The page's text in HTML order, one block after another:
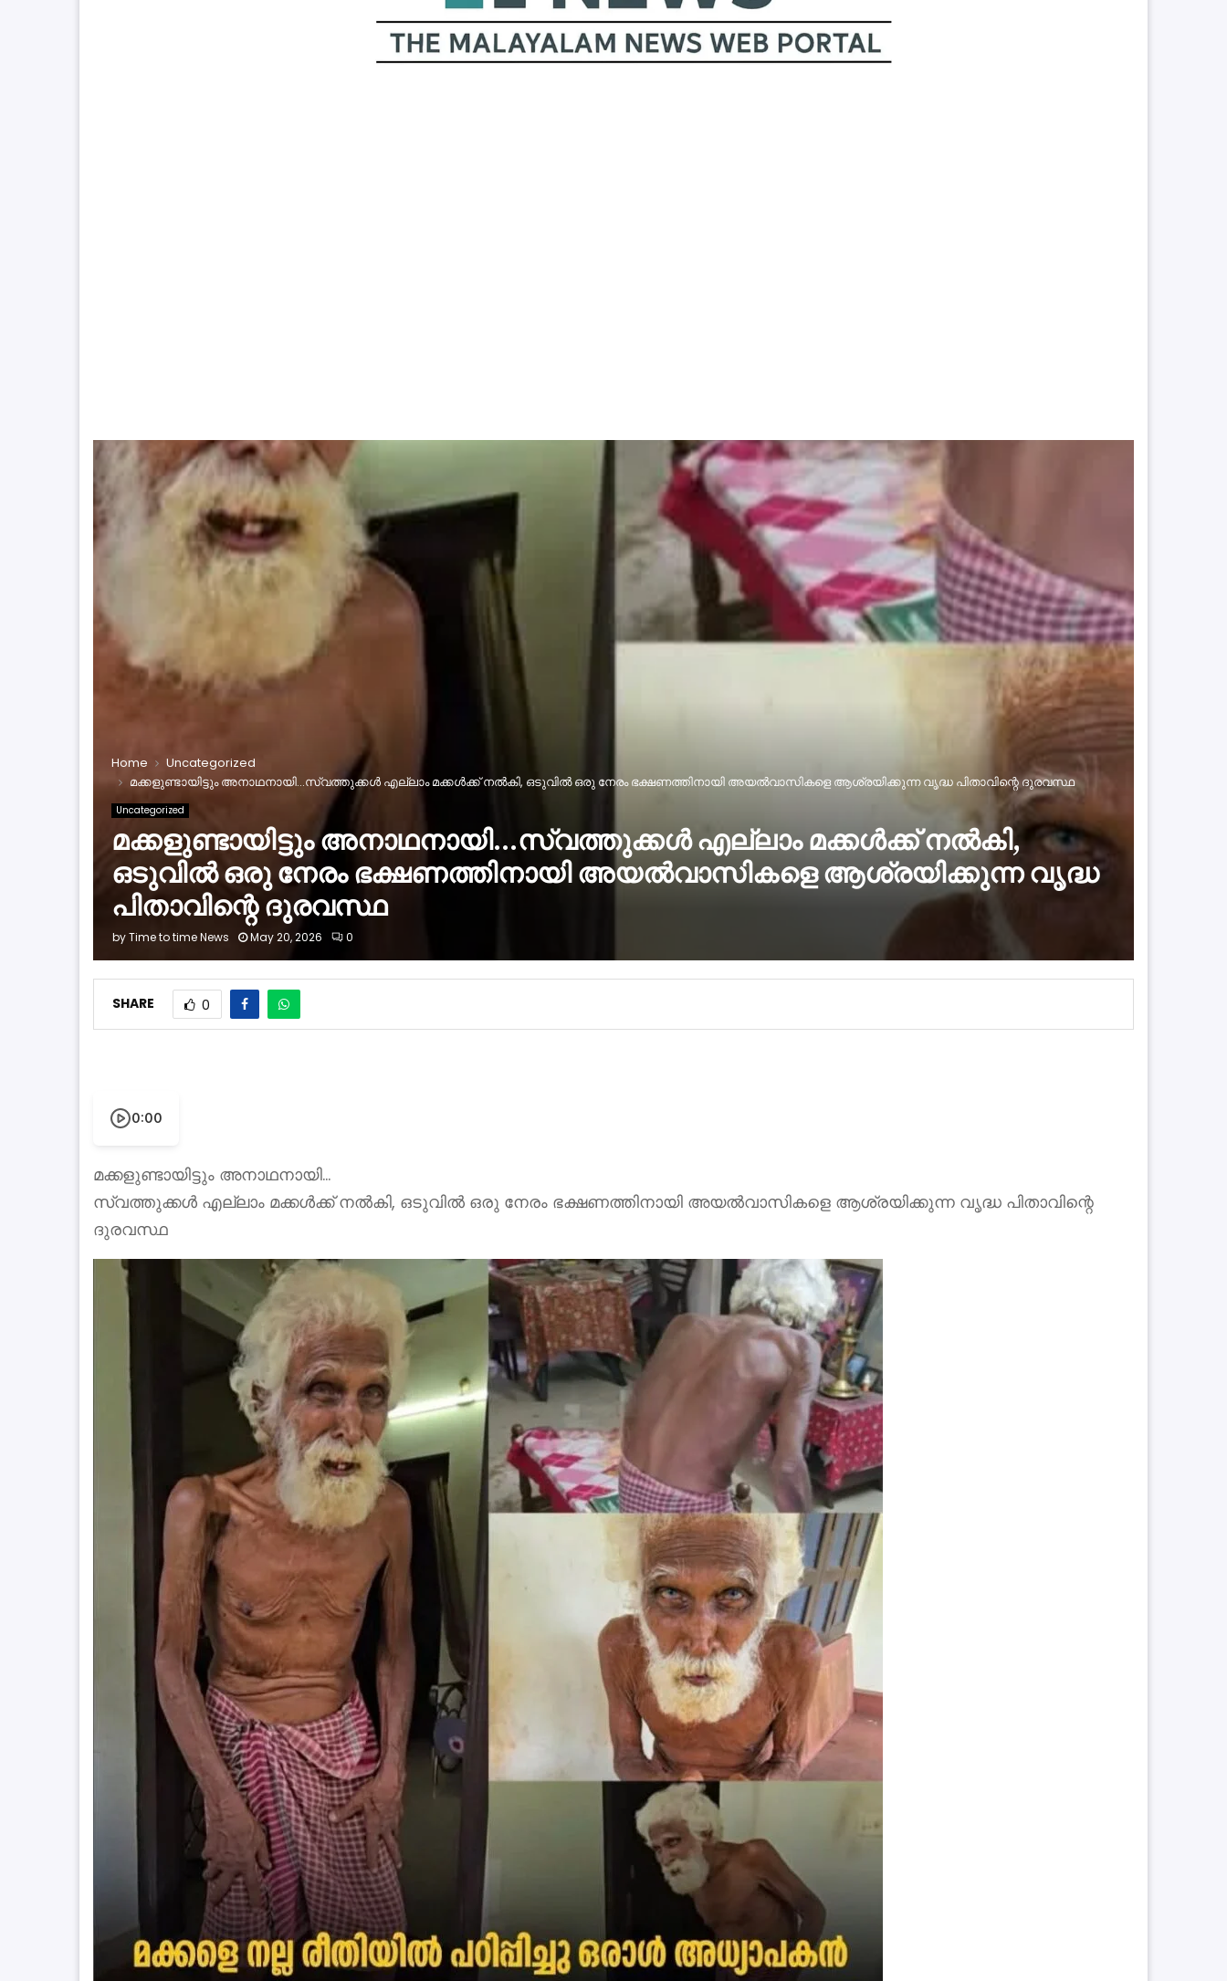
Home
Uncategorized
മക്കളുണ്ടായിട്ടും അനാഥനായി…സ്വത്തുക്കൾ എല്ലാം മക്കൾക്ക് നൽകി, ഒടുവിൽ ഒരു നേരം ഭക്ഷണത്തിനായി അയൽവാസികളെ ആശ്രയിക്കുന്ന വൃദ്ധ പിതാവിന്റെ ദുരവസ്ഥ
Uncategorized
മക്കളുണ്ടായിട്ടും അനാഥനായി…സ്വത്തുക്കൾ എല്ലാം മക്കൾക്ക് നൽകി,
ഒടുവിൽ ഒരു നേരം ഭക്ഷണത്തിനായി അയൽവാസികളെ ആശ്രയിക്കുന്ന വൃദ്ധ
പിതാവിന്റെ ദുരവസ്ഥ
byTime to time News May 20, 2026 0
SHARE 0
0:00
മക്കളുണ്ടായിട്ടും അനാഥനായി…
സ്വത്തുക്കൾ എല്ലാം മക്കൾക്ക് നൽകി, ഒടുവിൽ ഒരു നേരം ഭക്ഷണത്തിനായി അയൽവാസികളെ ആശ്രയിക്കുന്ന വൃദ്ധ പിതാവിന്റെ
ദുരവസ്ഥ